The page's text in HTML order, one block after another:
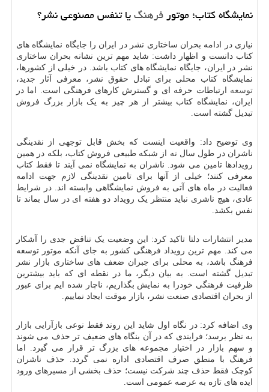
نمایشگاه کتاب؛ موتورفرهنگیا تنفس مصنوعی نشر؟
نیازی در ادامه بحران ساختاری نشر در ایران را جایگاه نمایشگاه های
کتاب دانست و اظهار داشت: شاید مهم ترین نشانه بحران ساختاری
نشر در ایران، جایگاه نمایشگاه های کتاب باشد. در خیلی از کشورها،
نمایشگاه کتاب محلی برای تبادل حقوق نشر، معرفی آثار جدید،
توسعه ارتباطات حرفه ای و گسترش کارهای فرهنگی است. اما در
ایران، نمایشگاه کتاب بیشتر از هر چیز به یک بازار بزرگ فروش
تبدیل گشته است.
وی توضیح داد: واقعیت اینست که بخش قابل توجهی از نقدینگی
ناشران در طول سال نه از شبکه طبیعی فروش کتاب، بلکه در همین
رویدادها تامین می شود. ناشران به نمایشگاه نمی آیند تا فقط کتاب
معرفی کنند؛ خیلی از آنها برای تامین نقدینگی لازم جهت ادامه
فعالیت در ماه های آتی به فروش نمایشگاهی وابسته اند. در شرایط
عادی، هیچ ناشری نباید منتظر یک رویداد دو هفته ای در سال بماند تا
نفس بکشد.
مدیر انتشارات دلتا تاکید کرد: این وضعیت یک تناقض جدی را آشکار
می کند. مهم ترین رویداد فرهنگی کشور به جای آنکه موتور توسعه
فرهنگ باشد، به محلی برای جبران ضعف های ساختاری بازار نشر
تبدیل گشته است. به بیان دیگر، ما در نقطه ای که باید بیشترین
ظرفیت فرهنگی خودرا به نمایش بگذاریم، ناچار شده ایم برای عبور
از بحران اقتصادی صنعت نشر، بازار موقت ایجاد نماییم.
وی اضافه کرد: در نگاه اول شاید این روند فقط نوعی بازآرایی بازار
به نظر برسد؛ فرایندی که در آن بنگاه های ضعیف تر حذف می شوند
و سهم بازار در اختیار مجموعه های بزرگ تر قرار می گیرد. اما
فرهنگ با منطق صرف اقتصادی اداره نمی گردد. حذف ناشران
کوچک فقط حذف چند شرکت نیست؛ حذف بخشی از مسیرهای ورود
ایده های تازه به عرصه عمومی است.